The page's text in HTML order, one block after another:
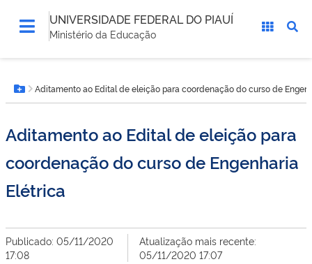
UNIVERSIDADE FEDERAL DO PIAUÍ
Ministério da Educação
está
aqui:Botão Menu
Aditamento ao Edital de eleição para coordenação do curso de
Aditamento ao Edital de eleição para
coordenação do curso de Engenharia
Elétrica
Publicado: 05/11/2020
17:08
Atualização mais recente:
05/11/2020 17:07